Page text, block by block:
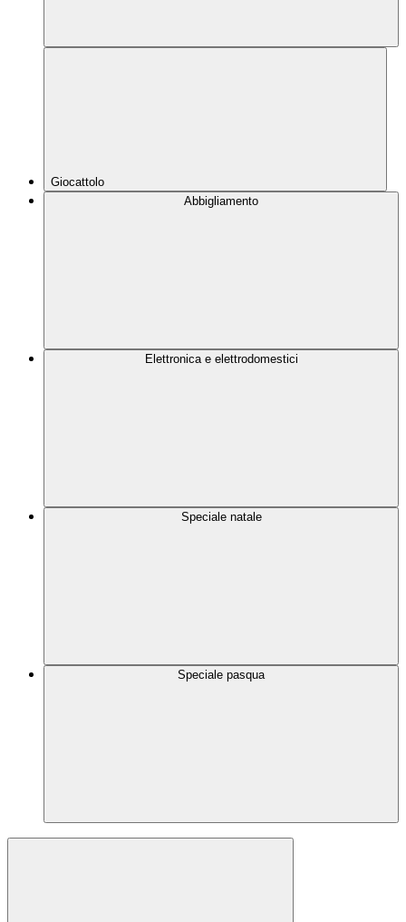
Giocattolo
Abbigliamento
Elettronica e elettrodomestici
Speciale natale
Speciale pasqua